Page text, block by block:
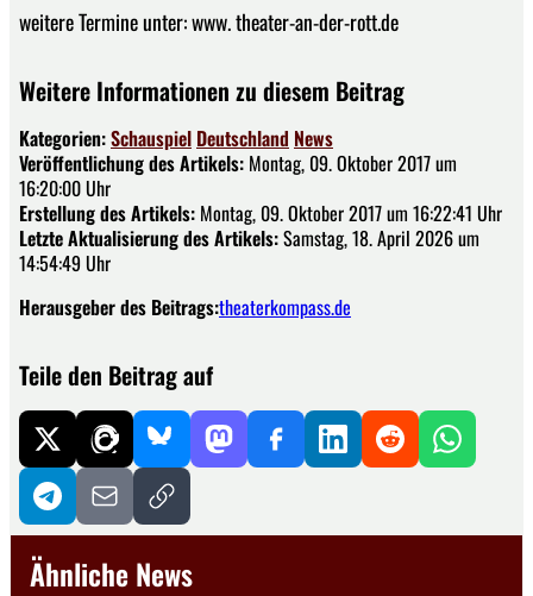
weitere Termine unter: www. theater-an-der-rott.de
Weitere Informationen zu diesem Beitrag
Kategorien:Schauspiel Deutschland News
Veröffentlichung des Artikels: Montag, 09. Oktober 2017 um
16:20:00 Uhr
Erstellung des Artikels: Montag, 09. Oktober 2017 um 16:22:41 Uhr
Letzte Aktualisierung des Artikels:Samstag, 18. April 2026 um
14:54:49 Uhr
Herausgeber des Beitrags:theaterkompass.de
Teile den Beitrag auf
Ähnliche News